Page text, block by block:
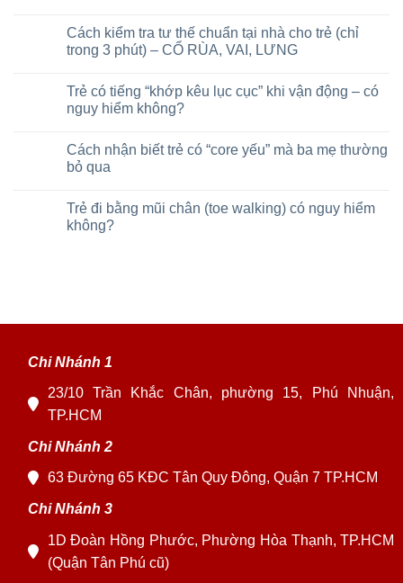
Cách kiểm tra tư thế chuẩn tại nhà cho trẻ (chỉ
trong 3 phút) – CỔ RÙA, VAI, LƯNG
Trẻ có tiếng “khớp kêu lục cục” khi vận động – có
nguy hiểm không?
Cách nhận biết trẻ có “core yếu” mà ba mẹ thường
bỏ qua
Trẻ đi bằng mũi chân (toe walking) có nguy hiểm
không?
Chi Nhánh 1
23/10 Trần Khắc Chân, phường 15, Phú Nhuận,
TP.HCM
Chi Nhánh 2
63 Đường 65 KĐC Tân Quy Đông, Quận 7 TP.HCM
Chi Nhánh 3
1D Đoàn Hồng Phước, Phường Hòa Thạnh, TP.HCM
(Quận Tân Phú cũ)